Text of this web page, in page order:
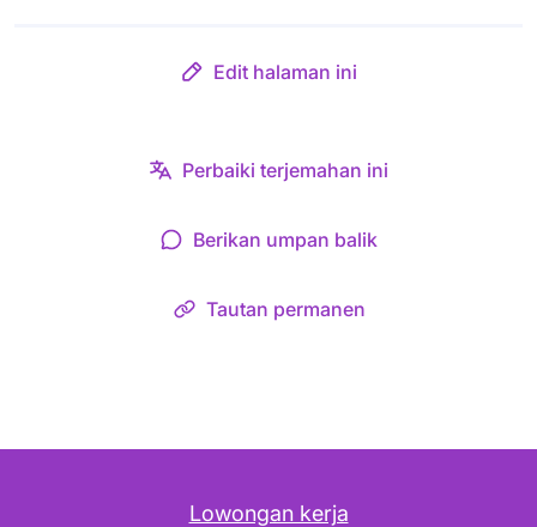
Edit halaman ini
Perbaiki terjemahan ini
Berikan umpan balik
Tautan permanen
Lowongan kerja